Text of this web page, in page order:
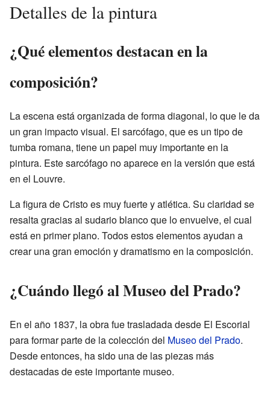
Detalles de la pintura
¿Qué elementos destacan en la
composición?
La escena está organizada de forma diagonal, lo que le da
un gran impacto visual. El sarcófago, que es un tipo de
tumba romana, tiene un papel muy importante en la
pintura. Este sarcófago no aparece en la versión que está
en el Louvre.
La figura de Cristo es muy fuerte y atlética. Su claridad se
resalta gracias al sudario blanco que lo envuelve, el cual
está en primer plano. Todos estos elementos ayudan a
crear una gran emoción y dramatismo en la composición.
¿Cuándo llegó al Museo del Prado?
En el año 1837, la obra fue trasladada desde El Escorial
para formar parte de la colección del Museo del Prado.
Desde entonces, ha sido una de las piezas más
destacadas de este importante museo.